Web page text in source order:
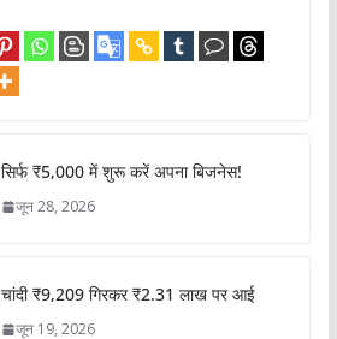
सिर्फ ₹5,000 में शुरू करें अपना बिजनेस!
जून 28, 2026
चांदी ₹9,209 गिरकर ₹2.31 लाख पर आई
जून 19, 2026